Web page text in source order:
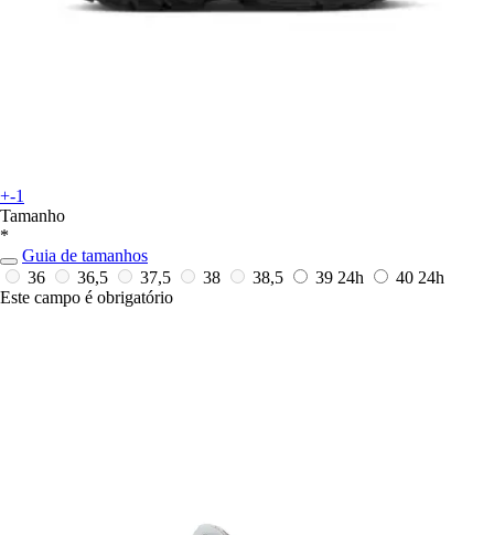
+-1
Tamanho
*
Guia de tamanhos
36
36,5 37,5 38 38,5 39 24h 40 24h
Este campo é obrigatório